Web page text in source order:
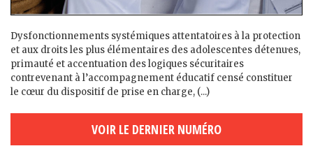
Dysfonctionnements systémiques attentatoires à la protection
et aux droits les plus élémentaires des adolescent·es détenu·es,
primauté et accentuation des logiques sécuritaires
contrevenant à l’accompagnement éducatif censé constituer
le cœur du dispositif de prise en charge, (...)
VOIR LE DERNIER NUMÉRO